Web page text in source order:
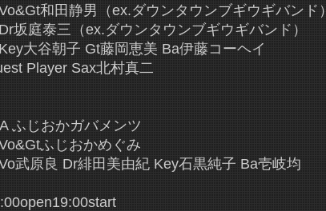
和田静男（ex.ダウンタウンブギウギバンド）
坂庭泰三（ex.ダウンタウンブギウギバンド）
大谷朝子 Gt藤岡恵美 Ba伊藤コーヘイ
Player Sax北村真二
ふじおかガバメンツ
ふじおかめぐみ
武原良 Dr緋田美由紀 Key石黒純子 Ba壱岐均